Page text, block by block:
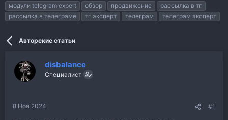
р
т
е
н
а
ч
л
модули telegram expert
обзор продвижение
рассылка в тг
рассылка в телеграме
тг эксперт телеграм телеграм эксперт
Авторские статьи
disbalance
Специалист
8 Ноя 2024 #1